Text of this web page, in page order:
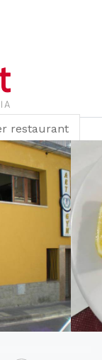
restaurant